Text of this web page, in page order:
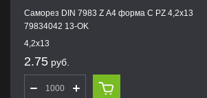
Саморез DIN 7983 Z А4 форма С PZ 4,2х13
79834042 13-OK
4,2х13
2.75 руб.